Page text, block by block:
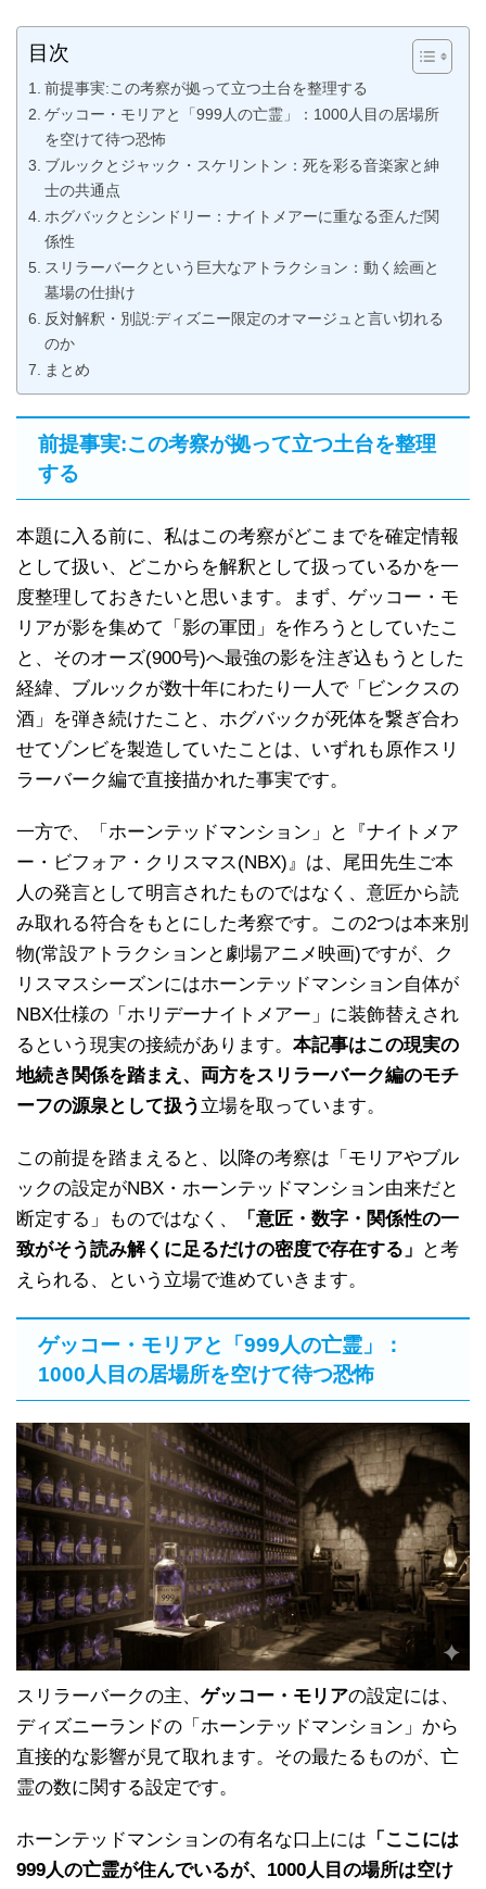
目次
前提事実:この考察が拠って立つ土台を整理する
ゲッコー・モリアと「999人の亡霊」：1000人目の居場所
を空けて待つ恐怖
ブルックとジャック・スケリントン：死を彩る音楽家と紳
士の共通点
ホグバックとシンドリー：ナイトメアーに重なる歪んだ関
係性
スリラーバークという巨大なアトラクション：動く絵画と
墓場の仕掛け
反対解釈・別説:ディズニー限定のオマージュと言い切れる
のか
まとめ
前提事実:この考察が拠って立つ土台を整理
する
本題に入る前に、私はこの考察がどこまでを確定情報
として扱い、どこからを解釈として扱っているかを一
度整理しておきたいと思います。まず、ゲッコー・モ
リアが影を集めて「影の軍団」を作ろうとしていたこ
と、そのオーズ(900号)へ最強の影を注ぎ込もうとした
経緯、ブルックが数十年にわたり一人で「ビンクスの
酒」を弾き続けたこと、ホグバックが死体を繋ぎ合わ
せてゾンビを製造していたことは、いずれも原作スリ
ラーバーク編で直接描かれた事実です。
一方で、「ホーンテッドマンション」と『ナイトメア
ー・ビフォア・クリスマス(NBX)』は、尾田先生ご本
人の発言として明言されたものではなく、意匠から読
み取れる符合をもとにした考察です。この2つは本来別
物(常設アトラクションと劇場アニメ映画)ですが、ク
リスマスシーズンにはホーンテッドマンション自体が
NBX仕様の「ホリデーナイトメアー」に装飾替えされ
るという現実の接続があります。 本記事はこの現実の
地続き関係を踏まえ、両方をスリラーバーク編のモチ
ーフの源泉として扱う 立場を取っています。
この前提を踏まえると、以降の考察は「モリアやブル
ックの設定がNBX・ホーンテッドマンション由来だと
断定する」ものではなく、
「意匠・数字・関係性の一
致がそう読み解くに足るだけの密度で存在する」
と考
えられる、という立場で進めていきます。
ゲッコー・モリアと「999人の亡霊」：
1000人目の居場所を空けて待つ恐怖
スリラーバークの主、 ゲッコー・モリアの設定には、
ディズニーランドの「ホーンテッドマンション」から
直接的な影響が見て取れます。その最たるものが、亡
霊の数に関する設定です。
ホーンテッドマンションの有名な口上には 「ここには
999人の亡霊が住んでいるが、1000人目の場所は空け